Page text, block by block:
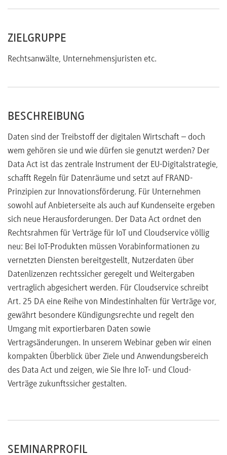
ZIELGRUPPE
Rechtsanwälte, Unternehmensjuristen etc.
BESCHREIBUNG
Daten sind der Treibstoff der digitalen Wirtschaft – doch
wem gehören sie und wie dürfen sie genutzt werden? Der
Data Act ist das zentrale Instrument der EU-Digitalstrategie,
schafft Regeln für Datenräume und setzt auf FRAND-
Prinzipien zur Innovationsförderung. Für Unternehmen
sowohl auf Anbieterseite als auch auf Kundenseite ergeben
sich neue Herausforderungen. Der Data Act ordnet den
Rechtsrahmen für Verträge für IoT und Cloudservice völlig
neu: Bei IoT-Produkten müssen Vorabinformationen zu
vernetzten Diensten bereitgestellt, Nutzerdaten über
Datenlizenzen rechtssicher geregelt und Weitergaben
vertraglich abgesichert werden. Für Cloudservice schreibt
Art. 25 DA eine Reihe von Mindestinhalten für Verträge vor,
gewährt besondere Kündigungsrechte und regelt den
Umgang mit exportierbaren Daten sowie
Vertragsänderungen. In unserem Webinar geben wir einen
kompakten Überblick über Ziele und Anwendungsbereich
des Data Act und zeigen, wie Sie Ihre IoT- und Cloud-
Verträge zukunftssicher gestalten.
SEMINARPROFIL